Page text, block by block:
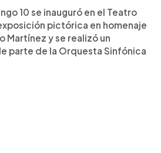
10 se inauguró en el Teatro
pictórica en homenaje
Martínez y se realizó un
parte de la Orquesta Sinfónica